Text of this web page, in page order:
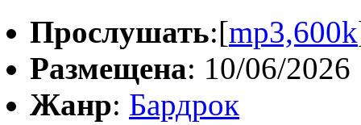
Прослушать:[mp3,600k
Размещена: 10/06/2026
Жанр: Бардрок